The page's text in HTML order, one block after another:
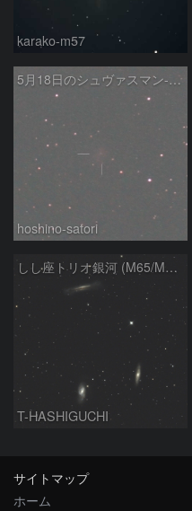
karako-m57
5月18日のシュヴァスマン-ヴァハマン第1彗星（29P）
hoshino-satori
しし座トリオ銀河 (M65/M66/NGC3628) 2026/05/11
T-HASHIGUCHI
サイトマップ
ホーム